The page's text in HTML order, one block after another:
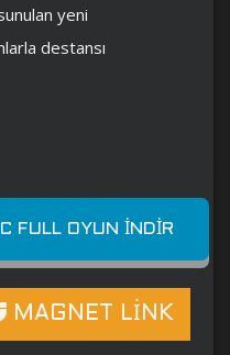
yeni
destansı
FULL OYUN İNDIR
MAGNET LİNK